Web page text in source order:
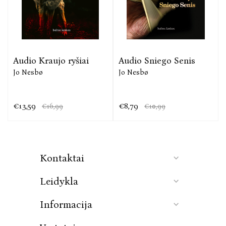
Audio Kraujo ryšiai
Jo Nesbø
€13,59 €16,99
Audio Sniego Senis
Jo Nesbø
€8,79 €10,99
Kontaktai
Leidykla
Informacija